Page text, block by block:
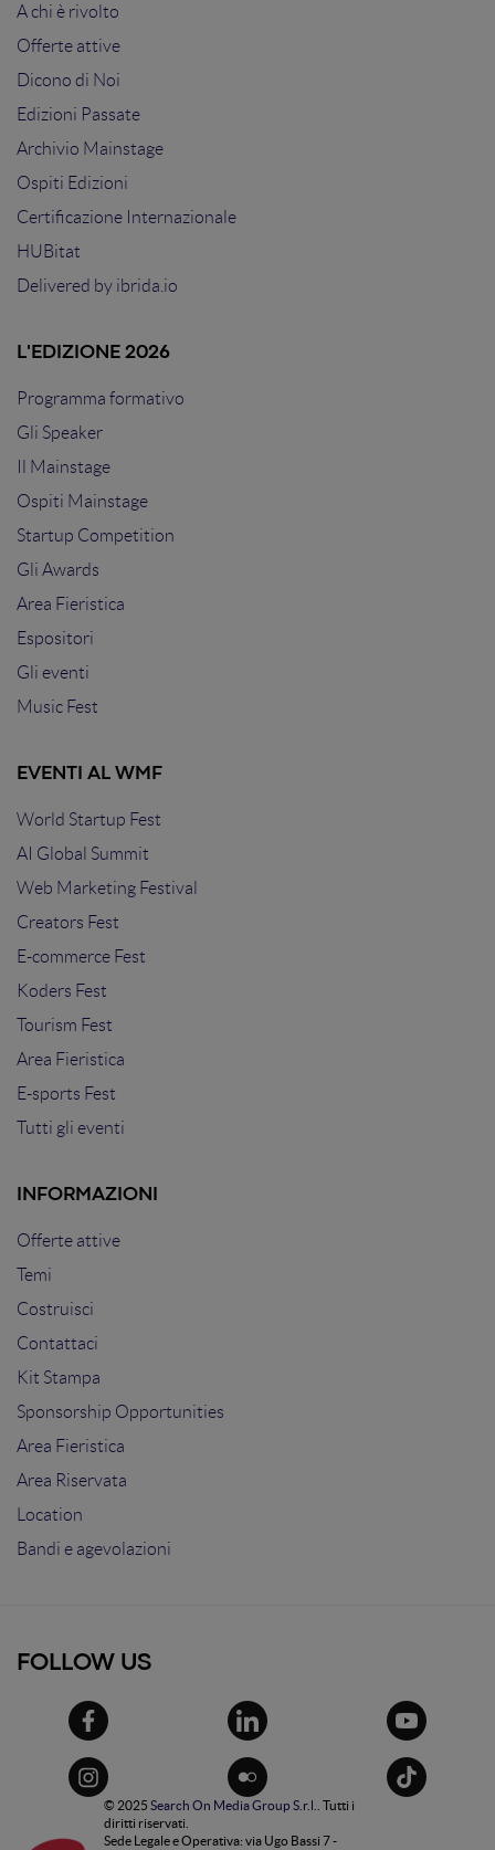
A chi è rivolto
Offerte attive
Dicono di Noi
Edizioni Passate
Archivio Mainstage
Ospiti Edizioni
Certificazione Internazionale
HUBitat
Delivered by ibrida.io
L'EDIZIONE 2026
Programma formativo
Gli Speaker
Il Mainstage
Ospiti Mainstage
Startup Competition
Gli Awards
Area Fieristica
Espositori
Gli eventi
Music Fest
EVENTI AL WMF
World Startup Fest
AI Global Summit
Web Marketing Festival
Creators Fest
E-commerce Fest
Koders Fest
Tourism Fest
Area Fieristica
E-sports Fest
Tutti gli eventi
INFORMAZIONI
Offerte attive
Temi
Costruisci
Contattaci
Kit Stampa
Sponsorship Opportunities
Area Fieristica
Area Riservata
Location
Bandi e agevolazioni
FOLLOW US
© 2025 Search On Media Group S.r.l.
. Tutti i
diritti riservati.
Sede Legale e Operativa: via Ugo Bassi 7 -